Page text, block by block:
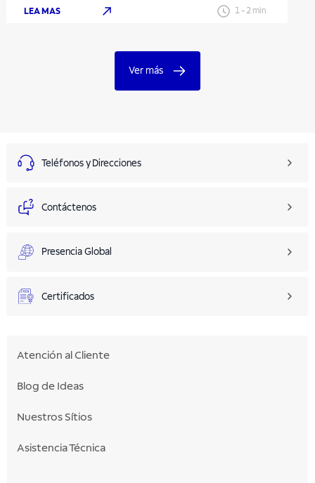
LEA MAS 1- 2 min
Ver más
Teléfonos y Direcciones
Contáctenos
Presencia Global
Certificados
Atención al Cliente
Blog de Ideas
Nuestros Sítios
Asistencia Técnica